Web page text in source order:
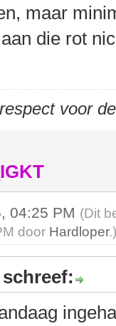
maar
die rot
voor
04:25 PM (Dit
door Hardloper